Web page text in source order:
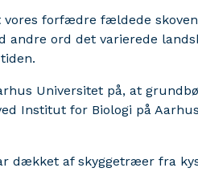
forfædre fældede
andre ord det varierede
Universitet på, at
Institut for Biologi på
dækket af skyggetræer fra